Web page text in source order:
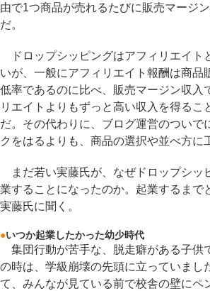
由で1つ商品が売れるたびに販売マージ
だ。
ドロップシッピングはアフィリエイト
いが、一般にアフィリエイト報酬は商品
低率であるのに比べ、販売マージン収入
リエイトよりもずっと高い収入を得るこ
だ。その代わりに、ブログ運営のついで
クをはるよりも、商品の選択や並べ方に
まだ若い実藤氏が、なぜドロップシッ
業することになったのか。起業するまで
実藤氏に聞く。
●いつか起業したかった幼少時代
集団行動が苦手な、脱走癖がある子供
の時は、学級崩壊の先頭に立っていまし
て、みんなが見ている前で校舎の壁にペ